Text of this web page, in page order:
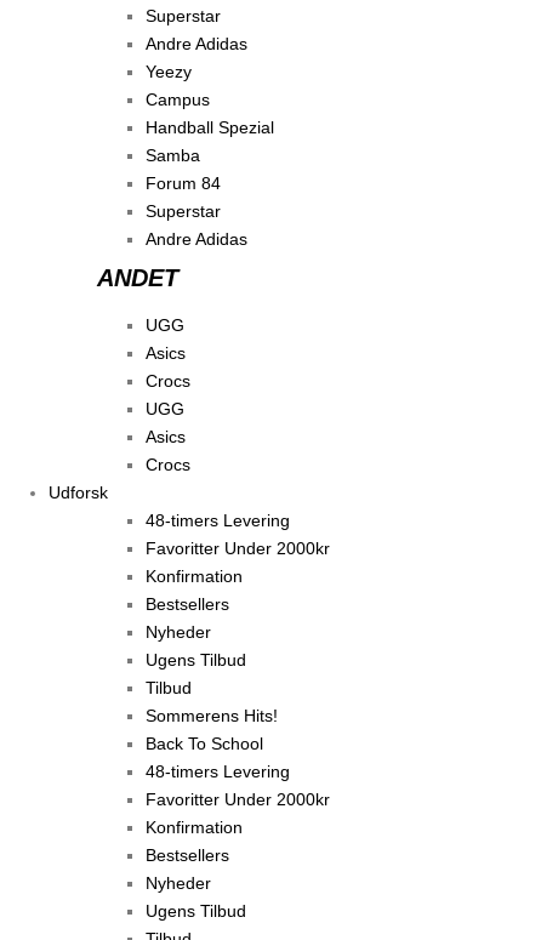
Superstar
Andre Adidas
Yeezy
Campus
Handball Spezial
Samba
Forum 84
Superstar
Andre Adidas
ANDET
UGG
Asics
Crocs
UGG
Asics
Crocs
Udforsk
48-timers Levering
Favoritter Under 2000kr
Konfirmation
Bestsellers
Nyheder
Ugens Tilbud
Tilbud
Sommerens Hits!
Back To School
48-timers Levering
Favoritter Under 2000kr
Konfirmation
Bestsellers
Nyheder
Ugens Tilbud